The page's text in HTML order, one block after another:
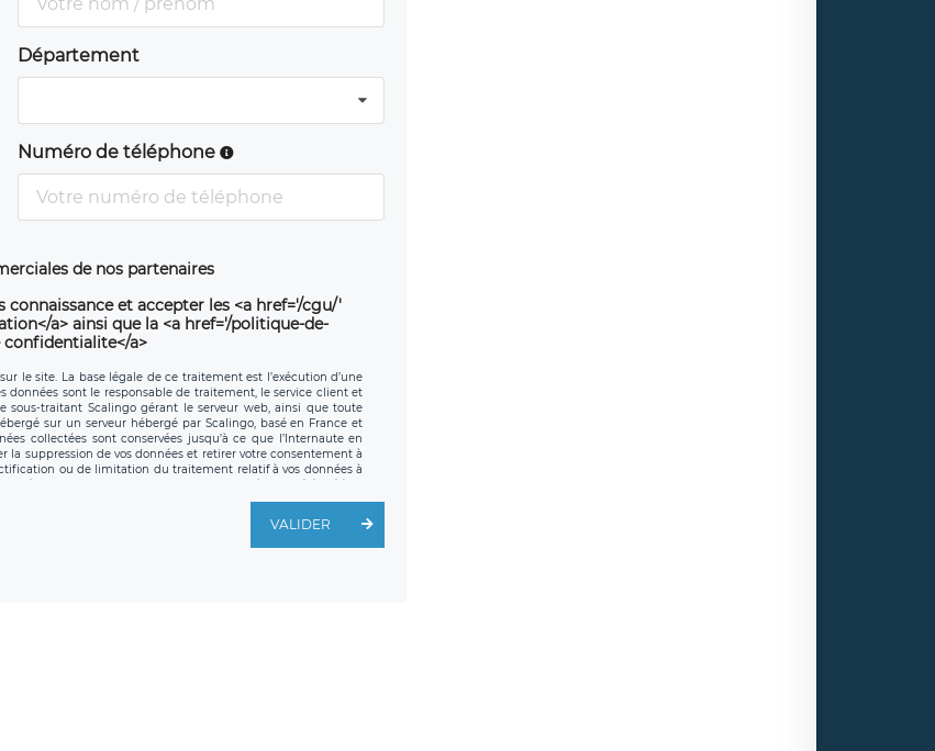
Département
Numéro de téléphone
de nos partenaires
et accepter les <a href='/cgu/'
a> ainsi que la <a href='/politique-de-
a>
le site. La base légale de ce traitement est l’exécution d’une
données sont le responsable de traitement, le service client et
sous-traitant Scalingo gérant le serveur web, ainsi que toute
sur un serveur hébergé par Scalingo, basé en France et
collectées sont conservées jusqu’à ce que l’Internaute en
suppression de vos données et retirer votre consentement à
ou de limitation du traitement relatif à vos données à
Vous pouvez exercer ces droits auprès du délégué à la
de LÉGAVOX et est joignable à l’adresse mail suivante :
Vous avez également le droit d’introduire une réclamation
VALIDER